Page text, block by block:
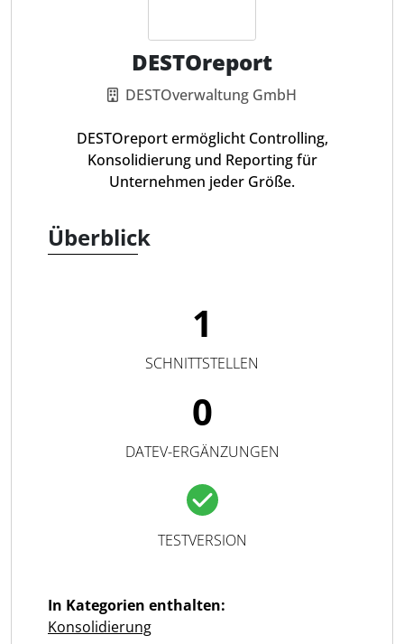
DESTOreport
DESTOverwaltung GmbH
DESTOreport ermöglicht Controlling,
Konsolidierung und Reporting für
Unternehmen jeder Größe.
Überblick
1
SCHNITTSTELLEN
0
DATEV-ERGÄNZUNGEN
TESTVERSION
In Kategorien enthalten:
Konsolidierung